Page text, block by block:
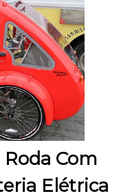
Com
Elétrica